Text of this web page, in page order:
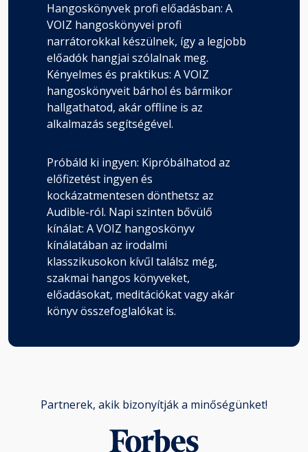
Hangoskönyvek profi előadásban: A
VOIZ hangoskönyvei profi
narrátorokkal készülnek, így a legjobb
előadók hangjai szólalnak meg.
Kényelmes és praktikus: A VOIZ
hangoskönyveit bárhol és bármikor
hallgathatod, akár offline is az
alkalmazás segítségével.
Próbáld ki ingyen: Kipróbálhatod az
előfizetést ingyen és
kockázatmentesen dönthetsz az
Audible-ról. Napi szinten bővülő
kínálat: A VOIZ hangoskönyv
kínálatában az irodalmi
klasszikusokon kívűl találsz még,
szakmai hangos könyveket,
előadásokat, meditációkat vagy akár
könyv összefoglalókat is.
Partnerek, akik bizonyítják a minőségünket!